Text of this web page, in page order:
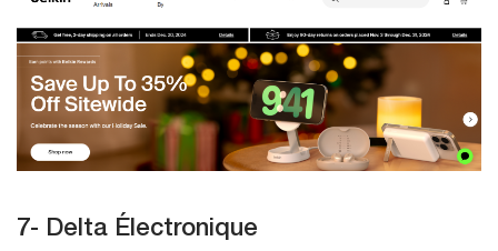
7- Delta Électronique